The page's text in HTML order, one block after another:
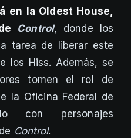
en la Oldest House,
Control, donde los
tarea de liberar este
los Hiss. Además, se
tomen el rol de
la Oficina Federal de
con personajes
Control.